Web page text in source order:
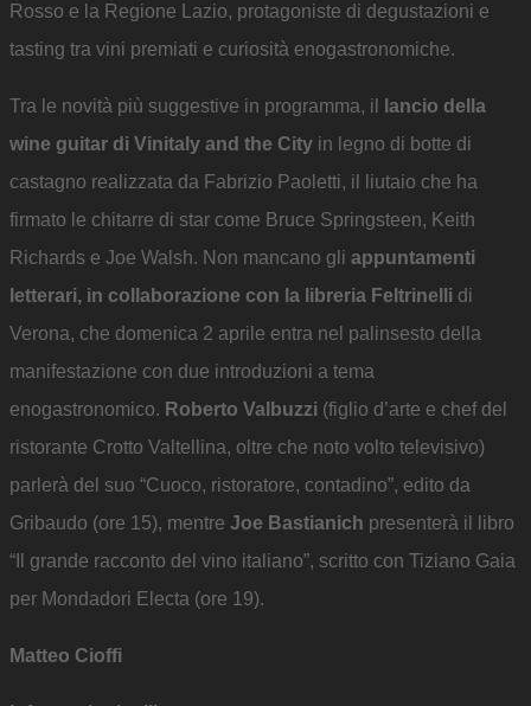
Rosso e la Regione Lazio, protagoniste di degustazioni e
tasting tra vini premiati e curiosità enogastronomiche.
Tra le novità più suggestive in programma, il
lancio della
wine guitar di Vinitaly and the City in legno di botte di
castagno realizzata da Fabrizio Paoletti, il liutaio che ha
firmato le chitarre di star come Bruce Springsteen, Keith
Richards e Joe Walsh. Non mancano gli appuntamenti
letterari, in collaborazione con la libreria Feltrinelli di
Verona, che domenica 2 aprile entra nel palinsesto della
manifestazione con due introduzioni a tema
enogastronomico. Roberto Valbuzzi (figlio d’arte e chef del
ristorante Crotto Valtellina, oltre che noto volto televisivo)
parlerà del suo “Cuoco, ristoratore, contadino”, edito da
Gribaudo (ore 15), mentre Joe Bastianich presenterà il libro
“Il grande racconto del vino italiano”, scritto con Tiziano Gaia
per Mondadori Electa (ore 19).
Matteo Cioffi